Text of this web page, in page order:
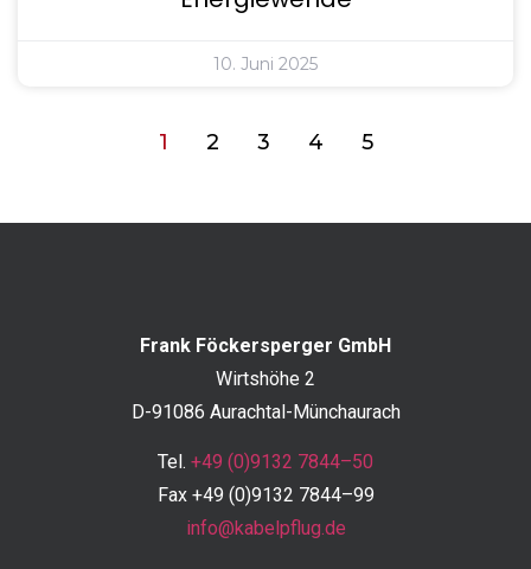
10. Juni 2025
1 2 3 4 5
Frank Föckersperger GmbH
Wirtshöhe 2
D-91086 Aurachtal-Münchaurach
Tel. +49 (0)9132 7844–50
Fax +49 (0)9132 7844–99
info@kabelpflug.de